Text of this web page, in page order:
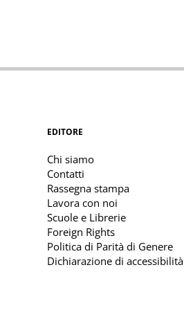
EDITORE
Chi siamo
Contatti
Rassegna stampa
Lavora con noi
Scuole e Librerie
Foreign Rights
Politica di Parità di Genere
Dichiarazione di accessibilità